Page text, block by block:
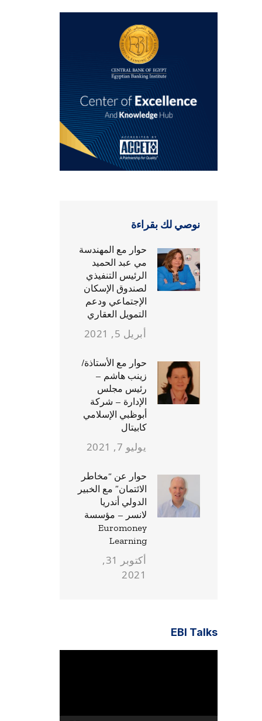
نوصي لك بقراءة
حوار مع المهندسة
مي عبد الحميد
الرئيس التنفيذي
لصندوق الإسكان
الإجتماعي ودعم
التمويل العقاري
أبريل 5, 2021
حوار مع الأستاذة/
زينب هاشم –
رئيس مجلس
الإدارة – شركة
أبوظبي الإسلامي
كابيتال
يوليو 7, 2021
حوار عن “مخاطر
الائتمان” مع الخبير
الدولي أندريا
لانسر – مؤسسة
Euromoney
Learning
أكتوبر 31,
2021
EBI Talks